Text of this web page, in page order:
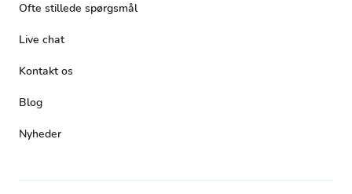
Ofte stillede spørgsmål
Live chat
Kontakt os
Blog
Nyheder